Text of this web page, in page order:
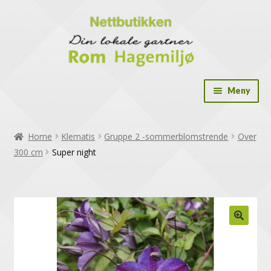
Meny
Drivhus tilbehør
Frø og dyrk selv løsninger
Hekkplanter
Home Klematis Gruppe 2 -sommerblomstrende
Over
300 cm
Super night